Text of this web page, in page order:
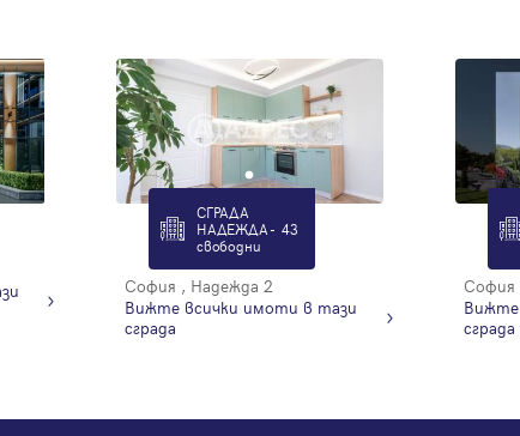
СГРАДА
НАДЕЖДА - 43
свободни
София , Надежда 2
Вижте всички имоти в тази
сграда
София
Вижте
сграда